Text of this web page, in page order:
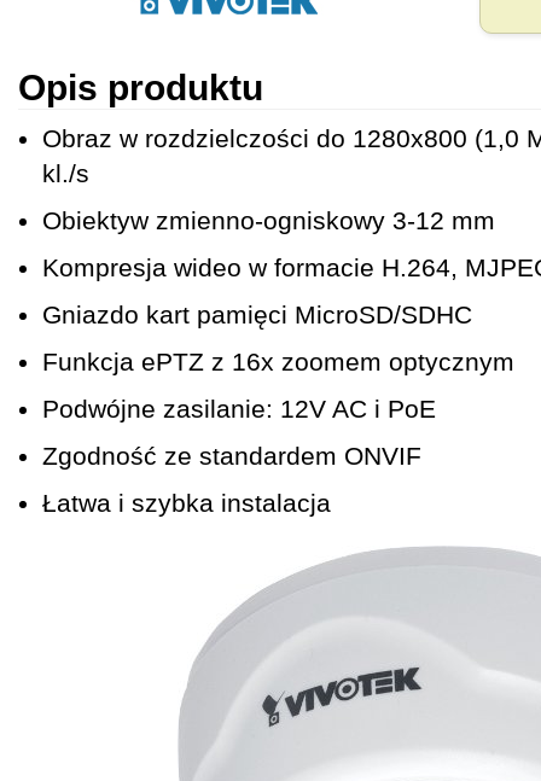
Opis produktu
Obraz w rozdzielczości do 1280x800 (1,0
kl./s
Obiektyw zmienno-ogniskowy 3-12 mm
Kompresja wideo w formacie H.264,
Gniazdo kart pamięci MicroSD/SDHC
Funkcja ePTZ z 16x zoomem optycznym
Podwójne zasilanie: 12V AC i PoE
Zgodność ze standardem ONVIF
Łatwa i szybka instalacja